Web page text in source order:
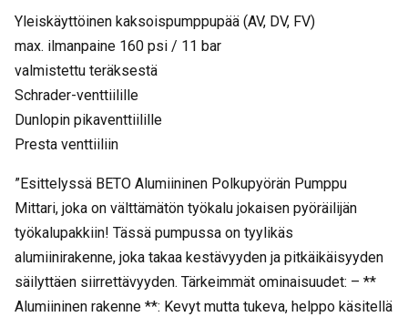
Yleiskäyttöinen kaksoispumppupää (AV, DV, FV)
max. ilmanpaine 160 psi / 11 bar
valmistettu teräksestä
Schrader-venttiilille
Dunlopin pikaventtiilille
Presta venttiiliin
”Esittelyssä BETO Alumiininen Polkupyörän Pumppu
Mittari, joka on välttämätön työkalu jokaisen pyöräilijän
työkalupakkiin! Tässä pumpussa on tyylikäs
alumiinirakenne, joka takaa kestävyyden ja pitkäikäisyyden
säilyttäen siirrettävyyden. Tärkeimmät ominaisuudet: – **
Alumiininen rakenne **: Kevyt mutta tukeva, helppo käsitellä